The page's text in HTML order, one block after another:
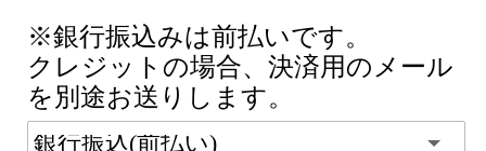
※銀行振込みは前払いです。
クレジットの場合、決済用のメール
を別途お送りします。